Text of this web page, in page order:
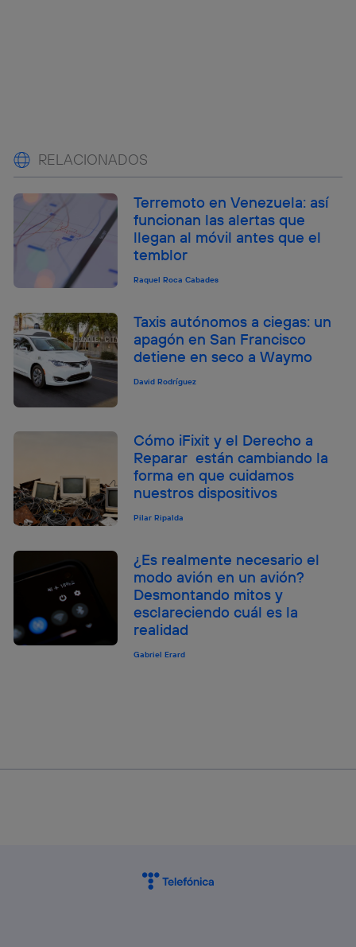
RELACIONADOS
Terremoto en Venezuela: así
funcionan las alertas que
llegan al móvil antes que el
temblor
Raquel Roca Cabades
Taxis autónomos a ciegas: un
apagón en San Francisco
detiene en seco a Waymo
David Rodríguez
Cómo iFixit y el Derecho a
Reparar están cambiando la
forma en que cuidamos
nuestros dispositivos
Pilar Ripalda
¿Es realmente necesario el
modo avión en un avión?
Desmontando mitos y
esclareciendo cuál es la
realidad
Gabriel Erard